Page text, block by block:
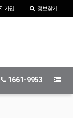
가입 정보찾기
1661-9953